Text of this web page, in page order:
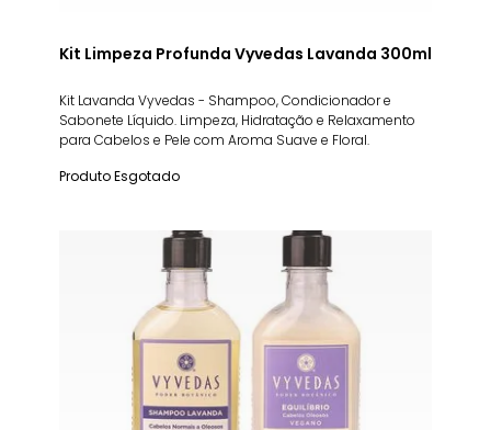
Kit Limpeza Profunda Vyvedas Lavanda 300ml
Kit Lavanda Vyvedas - Shampoo, Condicionador e
Sabonete Líquido. Limpeza, Hidratação e Relaxamento
para Cabelos e Pele com Aroma Suave e Floral.
Produto Esgotado